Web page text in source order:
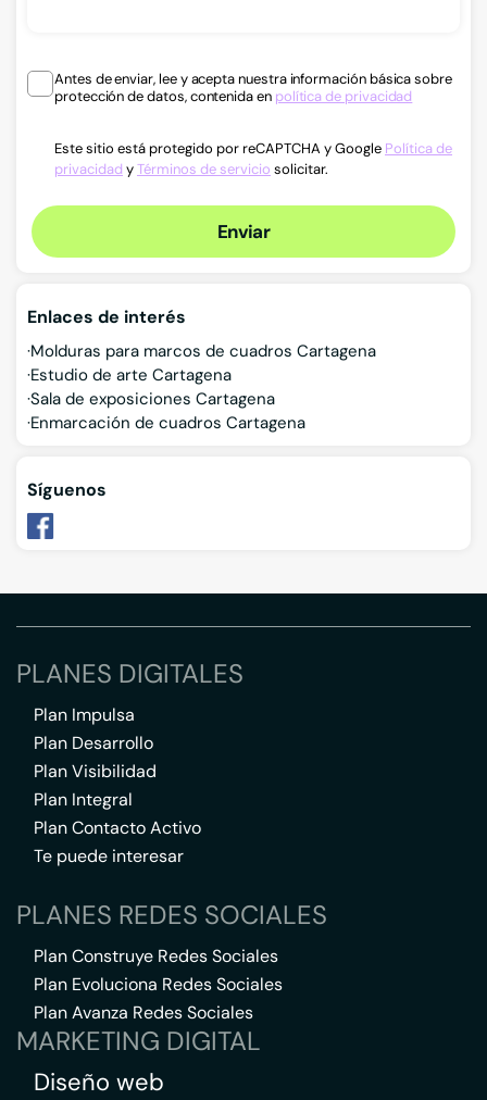
Antes de enviar, lee y acepta nuestra información básica sobre
protección de datos, contenida en política de privacidad
Este sitio está protegido por reCAPTCHA y Google Política de
privacidad yTérminos de servicio solicitar.
Enviar
Enlaces de interés
Molduras para marcos de cuadros Cartagena
Estudio de arte Cartagena
Sala de exposiciones Cartagena
Enmarcación de cuadros Cartagena
Síguenos
PLANES DIGITALES
Plan Impulsa
Plan Desarrollo
Plan Visibilidad
Plan Integral
Plan Contacto Activo
Te puede interesar
PLANES REDES SOCIALES
Plan Construye Redes Sociales
Plan Evoluciona Redes Sociales
Plan Avanza Redes Sociales
MARKETING DIGITAL
Diseño web